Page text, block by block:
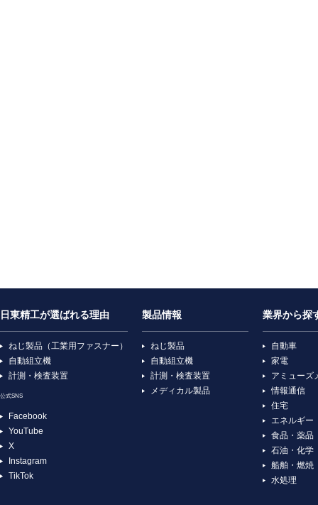
日東精工が選ばれる理由
ねじ製品（工業用ファスナー）
自動組立機
計測・検査装置
公式SNS
Facebook
YouTube
X
Instagram
TikTok
製品情報
ねじ製品
自動組立機
計測・検査装置
メディカル製品
業界から探
自動車
家電
アミューズ
情報通信
住宅
エネルギー
食品・薬品
石油・化学
船舶・燃焼
水処理